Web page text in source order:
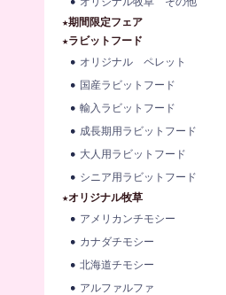
★期間限定フェア
★ラビットフード
オリジナル ペレット
国産ラビットフード
輸入ラビットフード
成長期用ラビットフード
大人用ラビットフード
シニア用ラビットフード
★オリジナル牧草
アメリカンチモシー
カナダチモシー
北海道チモシー
アルファルファ